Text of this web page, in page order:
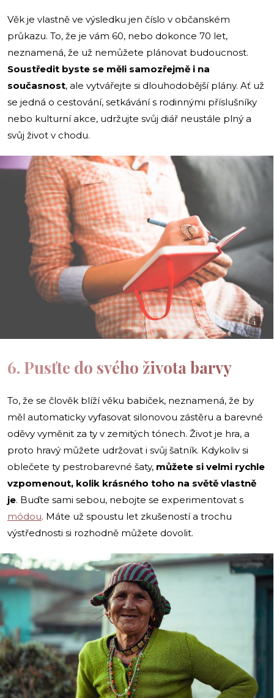
Věk je vlastně ve výsledku jen číslo v občanském
průkazu. To, že je vám 60, nebo dokonce 70 let,
neznamená, že už nemůžete plánovat budoucnost.
Soustředit byste se měli samozřejmě i na
současnost, ale vytvářejte si dlouhodobější plány. Ať už
se jedná o cestování, setkávání s rodinnými příslušníky
nebo kulturní akce, udržujte svůj diář neustále plný a
svůj život v chodu.
i
6. Pusťte do svého života barvy
To, že se člověk blíží věku babiček, neznamená, že by
měl automaticky vyfasovat silonovou zástěru a barevné
oděvy vyměnit za ty v zemitých tónech. Život je hra, a
proto hravý můžete udržovat i svůj šatník. Kdykoliv si
oblečete ty pestrobarevné šaty, můžete si velmi rychle
vzpomenout, kolik krásného toho na světě vlastně
je. Buďte sami sebou, nebojte se experimentovat s
módou. Máte už spoustu let zkušeností a trochu
výstřednosti si rozhodně můžete dovolit.